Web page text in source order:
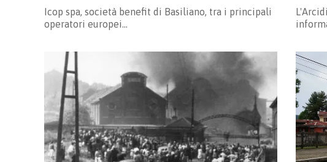
Icop spa, società benefit di Basiliano, tra i principali
operatori europei…